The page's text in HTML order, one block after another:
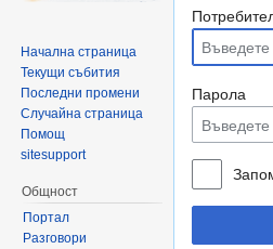
Парола
Начална страница
Текущи събития
Последни промени
Случайна страница
Помощ
sitesupport
Общност
Портал
Разговори